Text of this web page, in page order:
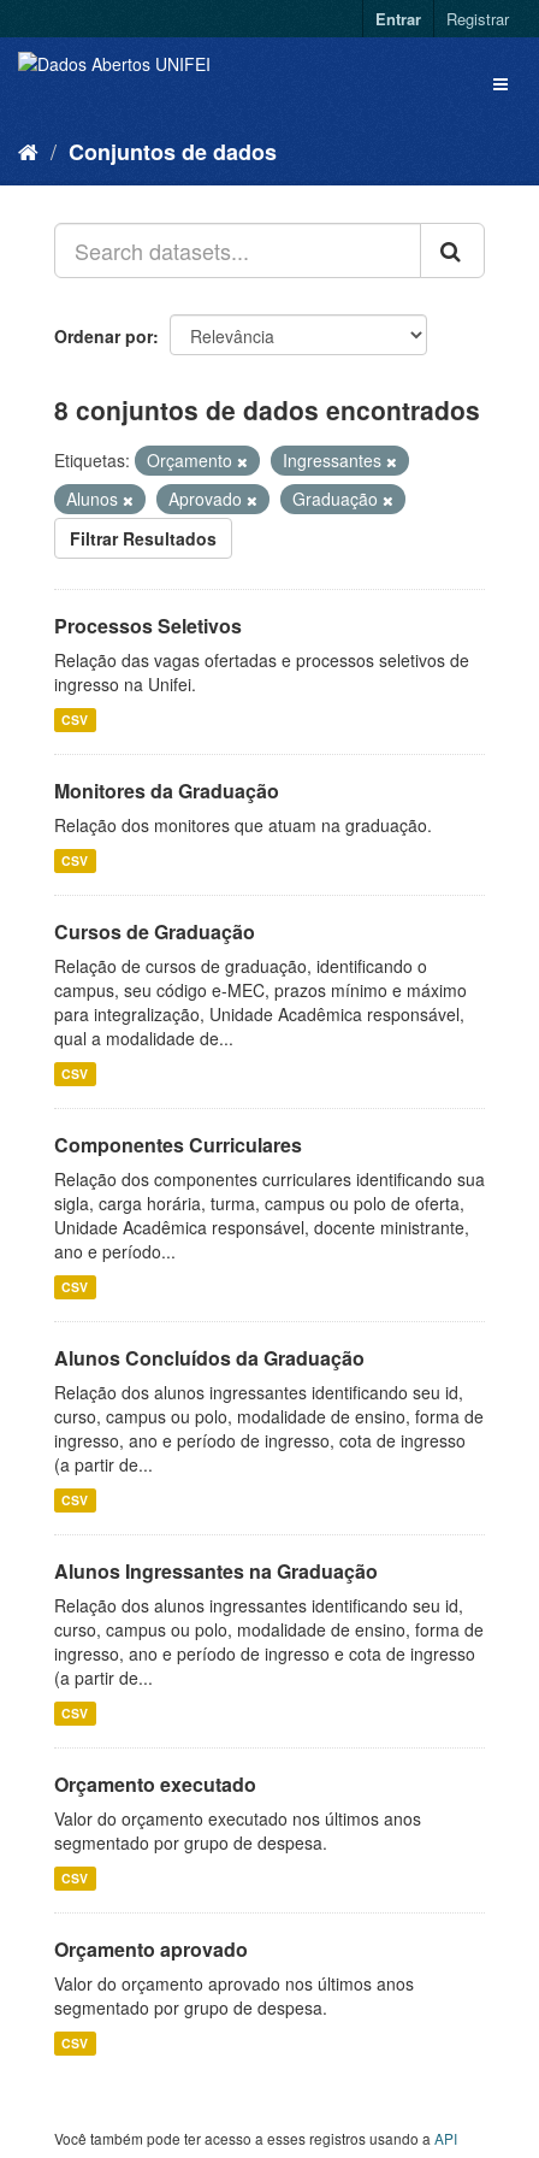
Entrar Registrar
Conjuntos de dados
Ordenar por
8 conjuntos de dados encontrados
Etiquetas: Orçamento
Ingressantes
Alunos
Aprovado
Graduação
Filtrar Resultados
Processos Seletivos
Relação das vagas ofertadas e processos seletivos de
ingresso na Unifei.
CSV
Monitores da Graduação
Relação dos monitores que atuam na graduação.
CSV
Cursos de Graduação
Relação de cursos de graduação, identificando o
campus, seu código e-MEC, prazos mínimo e máximo
para integralização, Unidade Acadêmica responsável,
qual a modalidade de...
CSV
Componentes Curriculares
Relação dos componentes curriculares identificando sua
sigla, carga horária, turma, campus ou polo de oferta,
Unidade Acadêmica responsável, docente ministrante,
ano e período...
CSV
Alunos Concluídos da Graduação
Relação dos alunos ingressantes identificando seu id,
curso, campus ou polo, modalidade de ensino, forma de
ingresso, ano e período de ingresso, cota de ingresso
(a partir de...
CSV
Alunos Ingressantes na Graduação
Relação dos alunos ingressantes identificando seu id,
curso, campus ou polo, modalidade de ensino, forma de
ingresso, ano e período de ingresso e cota de ingresso
(a partir de...
CSV
Orçamento executado
Valor do orçamento executado nos últimos anos
segmentado por grupo de despesa.
CSV
Orçamento aprovado
Valor do orçamento aprovado nos últimos anos
segmentado por grupo de despesa.
CSV
Você também pode ter acesso a esses registros usando a API